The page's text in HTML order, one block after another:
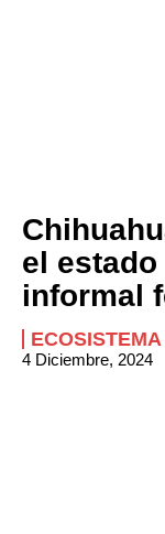
el
informal
4 Diciembre, 2024